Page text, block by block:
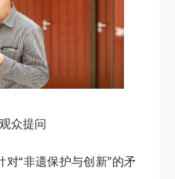
众提问
“非遗保护与创新”的矛